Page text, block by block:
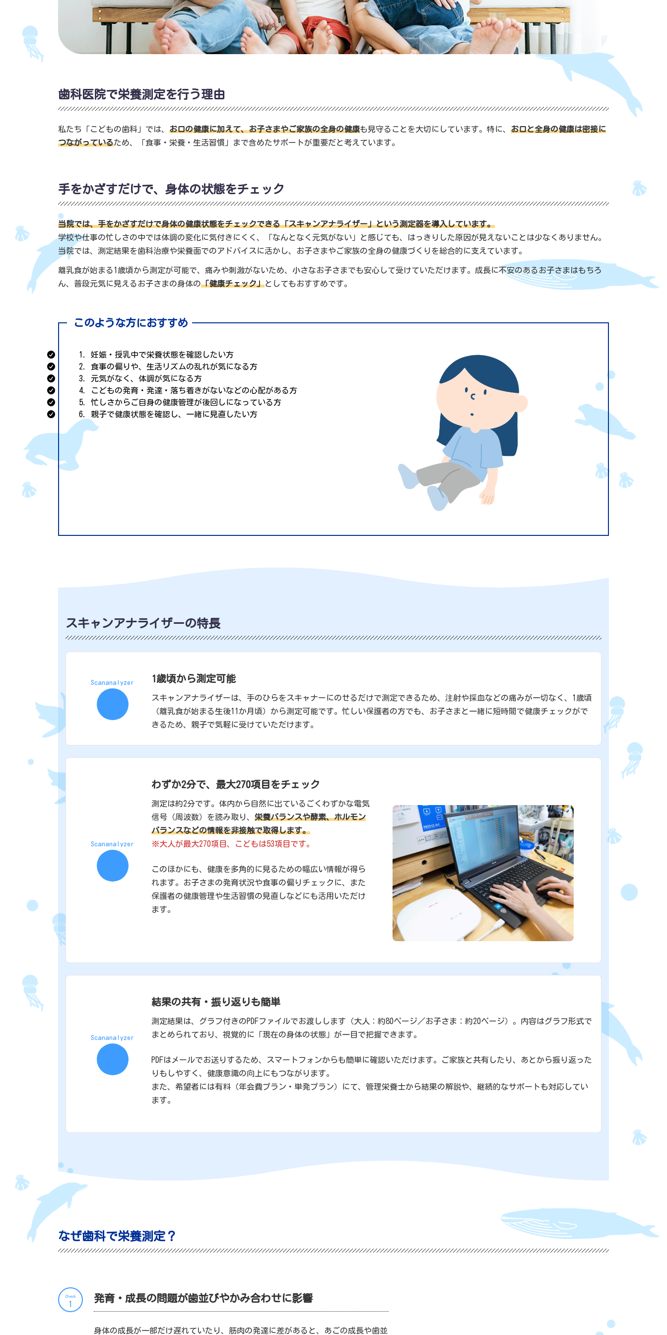
歯科医院で栄養測定を行う理由
私たち「こどもの歯科」では、 お口の健康に加えて、お子さまやご家族の全身の健康も見守ることを大切にしています。特に、 お口と全身の健康は密接に
つながっているため、「食事・栄養・生活習慣」まで含めたサポートが重要だと考えています。
手をかざすだけで、身体の状態をチェック
当院では、手をかざすだけで身体の健康状態をチェックできる「スキャンアナライザー」という測定器を導入しています。
学校や仕事の忙しさの中では体調の変化に気付きにくく、「なんとなく元気がない」と感じても、はっきりした原因が見えないことは少なくありません。
当院では、測定結果を歯科治療や栄養面でのアドバイスに活かし、お子さまやご家族の全身の健康づくりを総合的に支えています。
離乳食が始まる1歳頃から測定が可能で、痛みや刺激がないため、小さなお子さまでも安心して受けていただけます。成長に不安のあるお子さまはもちろ
ん、普段元気に見えるお子さまの身体の「健康チェック」としてもおすすめです。
このような方におすすめ
妊娠・授乳中で栄養状態を確認したい方
食事の偏りや、生活リズムの乱れが気になる方
元気がなく、体調が気になる方
こどもの発育・発達・落ち着きがないなどの心配がある方
忙しさからご自身の健康管理が後回しになっている方
親子で健康状態を確認し、一緒に見直したい方
スキャンアナライザーの特長
Scananalyzer 1歳頃から測定可能
スキャンアナライザーは、手のひらをスキャナーにのせるだけで測定できるため、注射や採血などの痛みが一切なく、1歳頃
（離乳食が始まる生後11か月頃）から測定可能です。忙しい保護者の方でも、お子さまと一緒に短時間で健康チェックがで
きるため、親子で気軽に受けていただけます。
Scananalyzer
わずか2分で、最大270項目をチェック
測定は約2分です。体内から自然に出ているごくわずかな電気
信号（周波数）を読み取り、栄養バランスや酵素、ホルモン
バランスなどの情報を非接触で取得します。
※大人が最大270項目、こどもは53項目です。
このほかにも、健康を多角的に見るための幅広い情報が得ら
れます。お子さまの発育状況や食事の偏りチェックに、また
保護者の健康管理や生活習慣の見直しなどにも活用いただけ
ます。
Scananalyzer
結果の共有・振り返りも簡単
測定結果は、グラフ付きのPDFファイルでお渡しします（大人：約80ページ／お子さま：約20ページ）。内容はグラフ形式で
まとめられており、視覚的に「現在の身体の状態」が一目で把握できます。
PDFはメールでお送りするため、スマートフォンからも簡単に確認いただけます。ご家族と共有したり、あとから振り返った
りもしやすく、健康意識の向上にもつながります。
また、希望者には有料（年会費プラン・単発プラン）にて、管理栄養士から結果の解説や、継続的なサポートも対応してい
ます。
なぜ歯科で栄養測定？
発育・成長の問題が歯並びやかみ合わせに影響
身体の成長が一部だけ遅れていたり、筋肉の発達に差があると、あごの成長や歯並
Check
1